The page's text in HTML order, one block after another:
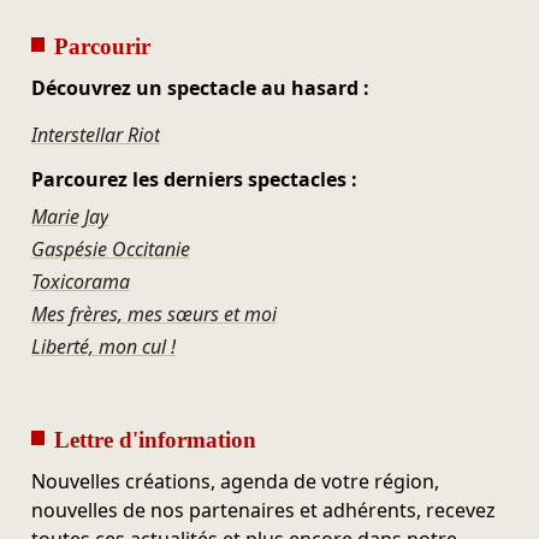
Parcourir
Découvrez un spectacle au hasard :
Interstellar Riot
Parcourez les derniers spectacles :
Marie Jay
Gaspésie Occitanie
Toxicorama
Mes frères, mes sœurs et moi
Liberté, mon cul !
Lettre d'information
Nouvelles créations, agenda de votre région,
nouvelles de nos partenaires et adhérents, recevez